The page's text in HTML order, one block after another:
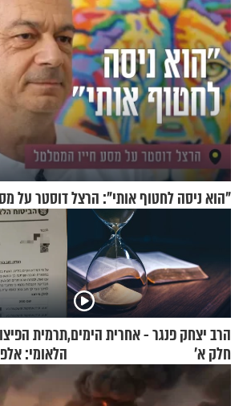
"הוא ניסה לחטוף אותי": הרצל דוסטר על
הרב יצחק פנגר - אחרית הימים,
חלק א’
תרמית
הלאומי:
איבה